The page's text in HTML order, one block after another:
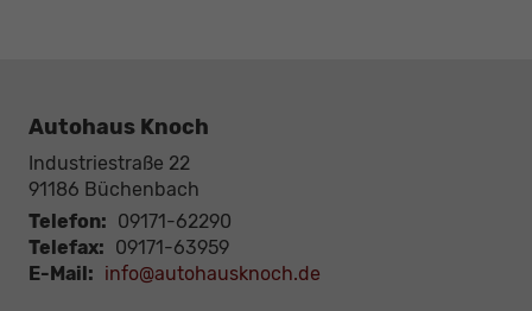
Autohaus Knoch
Industriestraße 22
91186 Büchenbach
Telefon: 09171-62290
Telefax: 09171-63959
E-Mail: info@autohausknoch.de